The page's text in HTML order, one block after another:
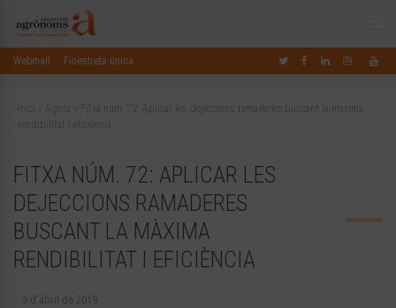
Webmail Finestreta única
Inici Àgora
Fitxa núm. 72: Aplicar les dejeccions ramaderes buscant la màxima
rendibilitat i eficiència
FITXA NÚM. 72: APLICAR LES
DEJECCIONS RAMADERES
BUSCANT LA MÀXIMA
RENDIBILITAT I EFICIÈNCIA
5 d'abril de 2019